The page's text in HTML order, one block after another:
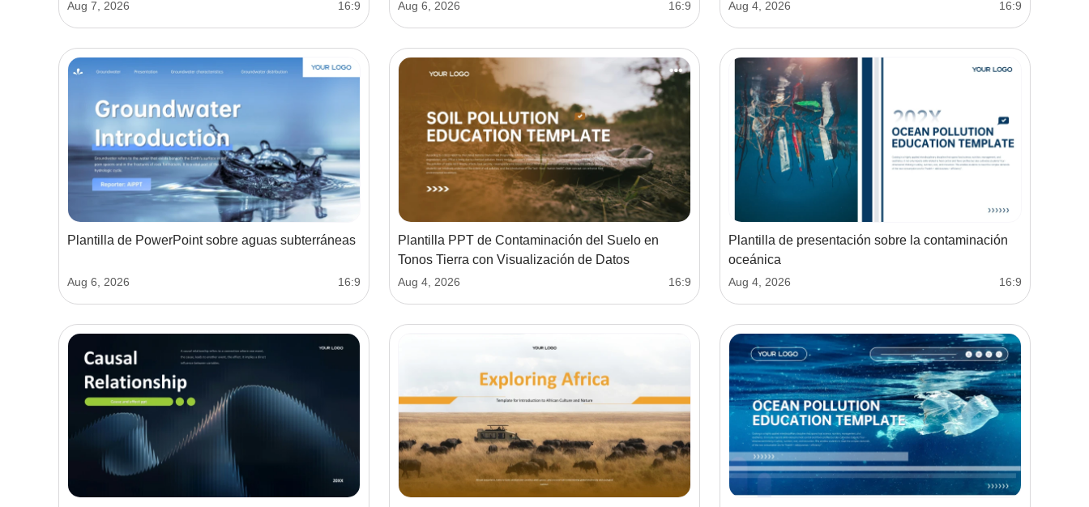
Aug 7, 2026 16:9 Aug 6, 2026 16:9 Aug 4, 2026 16:9
Plantilla de PowerPoint sobre aguas subterráneas
Aug 6, 2026 16:9
Plantilla PPT de Contaminación del Suelo en
Tonos Tierra con Visualización de Datos
Aug 4, 2026 16:9
Plantilla de presentación sobre la contaminación
oceánica
Aug 4, 2026 16:9